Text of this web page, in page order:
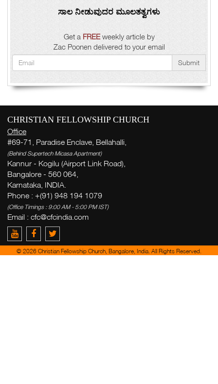
ಸಾಲ ನೀಡುವುದರ ಮೂಲತತ್ವಗಳು
Get a FREEweekly article by
Zac Poonen delivered to your email
Submit
CHRISTIAN FELLOWSHIP CHURCH
Office
#69-71, Paradise Enclave, Bellahalli,
(Behind Supertech Micasa Apartment)
Kannur - Kogilu (Airport Link Road),
Bangalore - 560 064,
Karnataka, INDIA.
Phone : +(91) 948 194 1079
(Office Timings : 9:00 AM - 5:00 PM IST)
Email : cfc@cfcindia.com
© 2026 Christian Fellowship Church, Bangalore, India. All Rights Reserved.